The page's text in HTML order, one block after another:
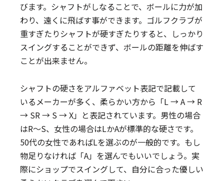
びます。シャフトがしなることで、ボールに力が加
わり、遠くに飛ばす事ができます。ゴルフクラブが
重すぎたりシャフトが硬すぎたりすると、しっかり
スイングすることができず、ボールの距離を伸ばす
ことが出来ません。
シャフトの硬さをアルファベット表記で記載して
いるメーカーが多く、柔らかい方から「L → A → R
→ SR → S → X」と表記されています。男性の場合
はR～S、女性の場合はLかAが標準的な硬さです。
50代の女性であればLを選ぶのが一般的です。もし
物足りなければ「A」を選んでもいいでしょう。実
際にショップでスイングして、自分に合った優しい